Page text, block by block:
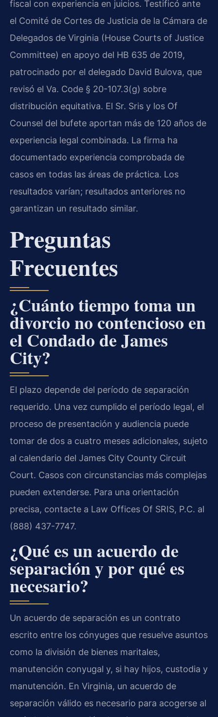
fiscal con experiencia en juicios. Testificó ante
el Comité de Cortes de Justicia de la Cámara de
Delegados de Virginia (House Courts of Justice
Committee) en apoyo del HB 635 de 2019,
patrocinado por el delegado David Bulova, que
revisó el Va. Code § 20-107.3(g) sobre
distribución equitativa. El Sr. Sris y los Of
Counsel del bufete aportan más de 120 años de
experiencia legal combinada. La firma ha
documentado experiencia comprobada de
casos en todas las áreas de práctica. Los
resultados varían; resultados anteriores no
garantizan un resultado similar.
Preguntas
Frecuentes
¿Cuánto tiempo toma un
divorcio no contencioso en
el Condado de James
City?
El plazo depende del período de separación
requerido. Una vez cumplido el período legal, el
proceso de presentación y audiencia puede
tomar de dos a cuatro meses adicionales, sujeto
al calendario del James City County Circuit
Court. Casos con circunstancias más complejas
pueden extenderse. Para una orientación
precisa, contacte a Law Offices Of SRIS, P.C. al
(888) 437-7747.
¿Qué es un acuerdo de
separación y por qué es
necesario?
Un acuerdo de separación es un contrato
escrito entre los cónyuges que resuelve asuntos
como la división de bienes maritales,
manutención conyugal y, si hay hijos, custodia y
manutención. En Virginia, un acuerdo de
separación válido es necesario para acogerse al